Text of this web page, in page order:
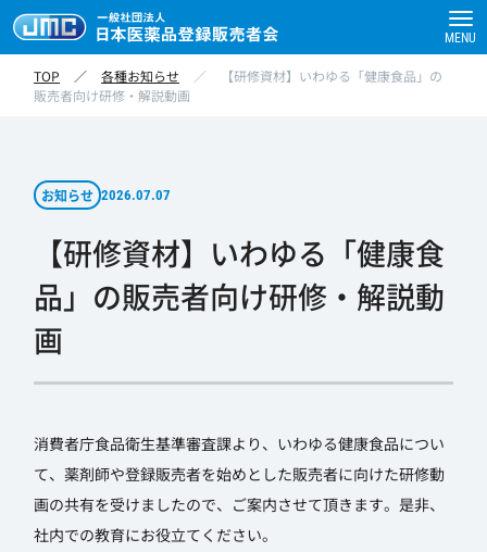
MENU
TOP ／ 各種お知らせ ／
【研修資材】いわゆる「健康食品」の
販売者向け研修・解説動画
お知らせ 2026.07.07
【研修資材】いわゆる「健康食
品」の販売者向け研修・解説動
画
消費者庁食品衛生基準審査課より、いわゆる健康食品につい
て、薬剤師や登録販売者を始めとした販売者に向けた研修動
画の共有を受けましたので、ご案内させて頂きます。是非、
社内での教育にお役立てください。